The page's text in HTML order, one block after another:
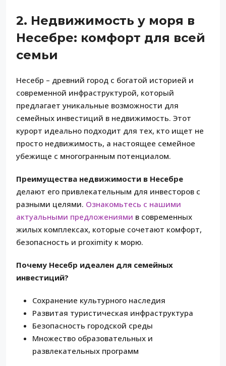
2. Недвижимость у моря в
Несебре: комфорт для всей
семьи
Несебр – древний город с богатой историей и
современной инфраструктурой, который
предлагает уникальные возможности для
семейных инвестиций в недвижимость. Этот
курорт идеально подходит для тех, кто ищет не
просто недвижимость, а настоящее семейное
убежище с многогранным потенциалом.
Преимущества недвижимости в Несебре
делают его привлекательным для инвесторов с
разными целями. Ознакомьтесь с нашими
актуальными предложениями в современных
жилых комплексах, которые сочетают комфорт,
безопасность и proximity к морю.
Почему Несебр идеален для семейных
инвестиций?
Сохранение культурного наследия
Развитая туристическая инфраструктура
Безопасность городской среды
Множество образовательных и
развлекательных программ